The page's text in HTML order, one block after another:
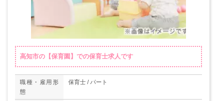
高知市の【保育園】での保育士求人です
職種・雇用形
態
保育士 / パート